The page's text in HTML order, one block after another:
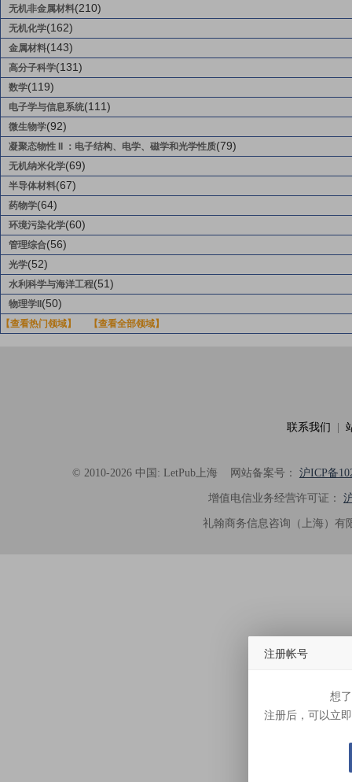
无机非金属材料(210)
无机化学(162)
金属材料(143)
高分子科学(131)
数学(119)
电子学与信息系统(111)
微生物学(92)
凝聚态物性 II ：电子结构、电学、磁学和光学性质(79)
无机纳米化学(69)
半导体材料(67)
药物学(64)
环境污染化学(60)
管理综合(56)
光学(52)
水利科学与海洋工程(51)
物理学II (50)
【查看热门领域】 【查看全部领域】
联系我们
© 2010-2026 中国: LetPub上海网站备案号： 沪ICP备
增值电信业务经营许可证：
礼翰商务信息咨询（上海）
注册帐号
想
注册后，可以立